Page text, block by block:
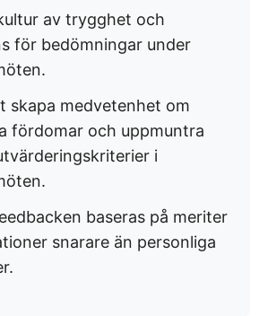
av trygghet och
för bedömningar under
skapa medvetenhet om
fördomar och uppmuntra
i
baseras på meriter
snarare än personliga